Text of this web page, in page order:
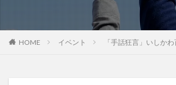
HOME イベント 「手話狂言」いしか